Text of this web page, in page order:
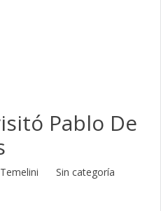
Pablo De
Sin categoría